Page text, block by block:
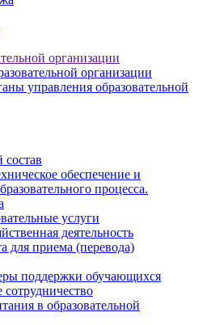
организации
организации
управления образовательной
состав
обеспечение и
процесса.
услуги
деятельность
для приема (перевода)
поддержки обучающихся
в образовательной